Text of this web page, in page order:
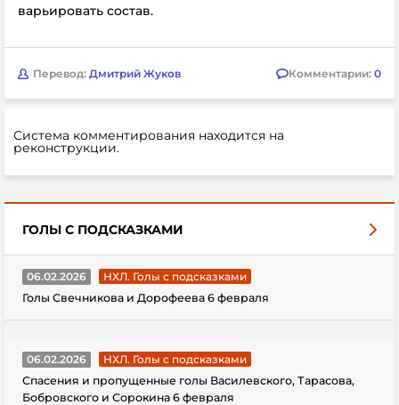
варьировать состав.
Перевод: Дмитрий Жуков Комментарии: 0
Система комментирования находится на
реконструкции.
ГОЛЫ С ПОДСКАЗКАМИ
06.02.2026
НХЛ. Голы с подсказками
Голы Свечникова и Дорофеева 6 февраля
06.02.2026
НХЛ. Голы с подсказками
Спасения и пропущенные голы Василевского, Тарасова,
Бобровского и Сорокина 6 февраля